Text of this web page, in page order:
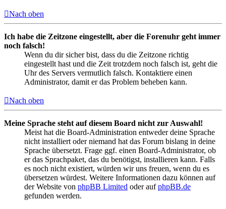
Nach oben
Ich habe die Zeitzone eingestellt, aber die Forenuhr geht immer
noch falsch!
Wenn du dir sicher bist, dass du die Zeitzone richtig
eingestellt hast und die Zeit trotzdem noch falsch ist, geht die
Uhr des Servers vermutlich falsch. Kontaktiere einen
Administrator, damit er das Problem beheben kann.
Nach oben
Meine Sprache steht auf diesem Board nicht zur Auswahl!
Meist hat die Board-Administration entweder deine Sprache
nicht installiert oder niemand hat das Forum bislang in deine
Sprache übersetzt. Frage ggf. einen Board-Administrator, ob
er das Sprachpaket, das du benötigst, installieren kann. Falls
es noch nicht existiert, würden wir uns freuen, wenn du es
übersetzen würdest. Weitere Informationen dazu können auf
der Website von phpBB Limited oder aufphpBB.de
gefunden werden.